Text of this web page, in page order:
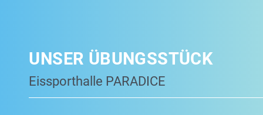
UNSER ÜBUNGSSTÜCK
Eissporthalle PARADICE